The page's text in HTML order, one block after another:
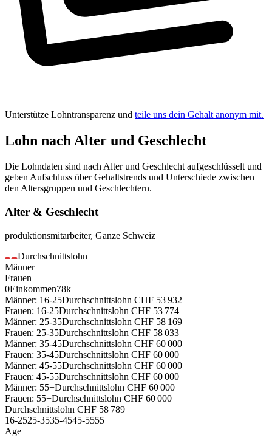
Unterstütze Lohntransparenz und teile uns dein Gehalt anonym mit.
Lohn nach Alter und Geschlecht
Die Lohndaten sind nach Alter und Geschlecht aufgeschlüsselt und
geben Aufschluss über Gehaltstrends und Unterschiede zwischen
den Altersgruppen und Geschlechtern.
Alter & Geschlecht
produktionsmitarbeiter, Ganze Schweiz
Durchschnittslohn
Männer
Frauen
0Einkommen78k
Männer: 16-25Durchschnittslohn CHF 53 932
Frauen: 16-25Durchschnittslohn CHF 53 774
Männer: 25-35Durchschnittslohn CHF 58 169
Frauen: 25-35Durchschnittslohn CHF 58 033
Männer: 35-45Durchschnittslohn CHF 60 000
Frauen: 35-45Durchschnittslohn CHF 60 000
Männer: 45-55Durchschnittslohn CHF 60 000
Frauen: 45-55Durchschnittslohn CHF 60 000
Männer: 55+Durchschnittslohn CHF 60 000
Frauen: 55+Durchschnittslohn CHF 60 000
Durchschnittslohn CHF 58 789
16-2525-3535-4545-5555+
Age